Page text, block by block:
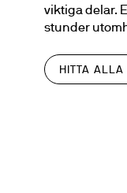
viktiga delar.
stunder
HITTA ALLA